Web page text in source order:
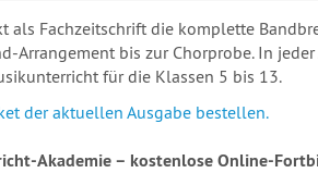
als Fachzeitschrift die komplette
Arrangement bis zur Chorprobe. In
für die Klassen 5 bis 13.
der aktuellen Ausgabe bestellen.
Akademie – kostenlose Online-